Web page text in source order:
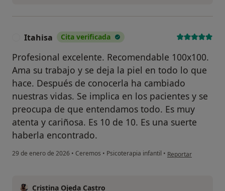
Itahisa Cita verificada
Profesional excelente. Recomendable 100x100.
Ama su trabajo y se deja la piel en todo lo que
hace. Después de conocerla ha cambiado
nuestras vidas. Se implica en los pacientes y se
preocupa de que entendamos todo. Es muy
atenta y cariñosa. Es 10 de 10. Es una suerte
haberla encontrado.
29 de enero de 2026 • Ceremos • Psicoterapia infantil • en opinión del
Reportar
Cristina Ojeda Castro